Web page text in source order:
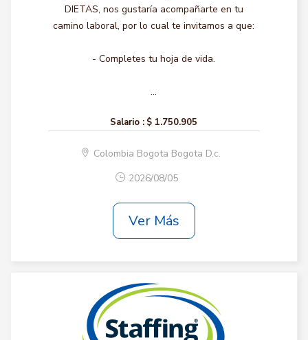
DIETAS, nos gustaría acompañarte en tu
camino laboral, por lo cual te invitamos a que:
- Completes tu hoja de vida.
...
Salario : $ 1.750.905
Colombia Bogota Bogota D.c.
2026/08/05
Ver Más